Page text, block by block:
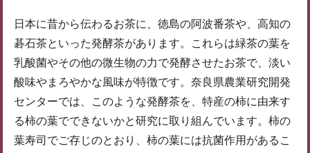
日本に昔から伝わるお茶に、徳島の阿波番茶や、高知の
碁石茶といった発酵茶があります。これらは緑茶の葉を
乳酸菌やその他の微生物の力で発酵させたお茶で、淡い
酸味やまろやかな風味が特徴です。奈良県農業研究開発
センターでは、このような発酵茶を、特産の柿に由来す
る柿の葉でできないかと研究に取り組んでいます。柿の
葉寿司でご存じのとおり、柿の葉には抗菌作用があるこ